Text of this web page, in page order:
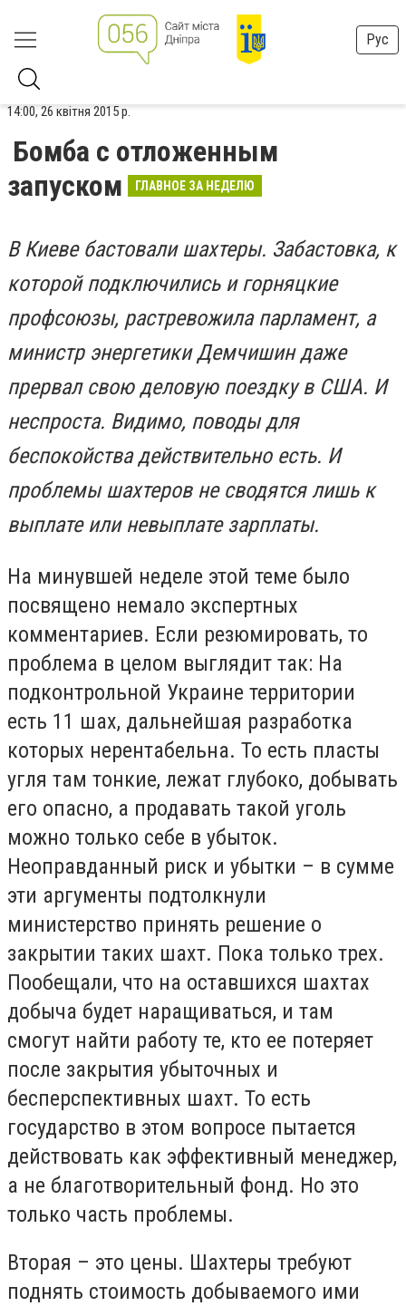
Рус
14:00, 26 квітня 2015 р.
Бомба с отложенным
запуском
ГЛАВНОЕ ЗА НЕДЕЛЮ
В Киеве бастовали шахтеры. Забастовка, к
которой подключились и горняцкие
профсоюзы, растревожила парламент, а
министр энергетики Демчишин даже
прервал свою деловую поездку в США. И
неспроста. Видимо, поводы для
беспокойства действительно есть. И
проблемы шахтеров не сводятся лишь к
выплате или невыплате зарплаты.
На минувшей неделе этой теме было
посвящено немало экспертных
комментариев. Если резюмировать, то
проблема в целом выглядит так: На
подконтрольной Украине территории
есть 11 шах, дальнейшая разработка
которых нерентабельна. То есть пласты
угля там тонкие, лежат глубоко, добывать
его опасно, а продавать такой уголь
можно только себе в убыток.
Неоправданный риск и убытки – в сумме
эти аргументы подтолкнули
министерство принять решение о
закрытии таких шахт. Пока только трех.
Пообещали, что на оставшихся шахтах
добыча будет наращиваться, и там
смогут найти работу те, кто ее потеряет
после закрытия убыточных и
бесперспективных шахт. То есть
государство в этом вопросе пытается
действовать как эффективный менеджер,
а не благотворительный фонд. Но это
только часть проблемы.
Вторая – это цены. Шахтеры требуют
поднять стоимость добываемого ими